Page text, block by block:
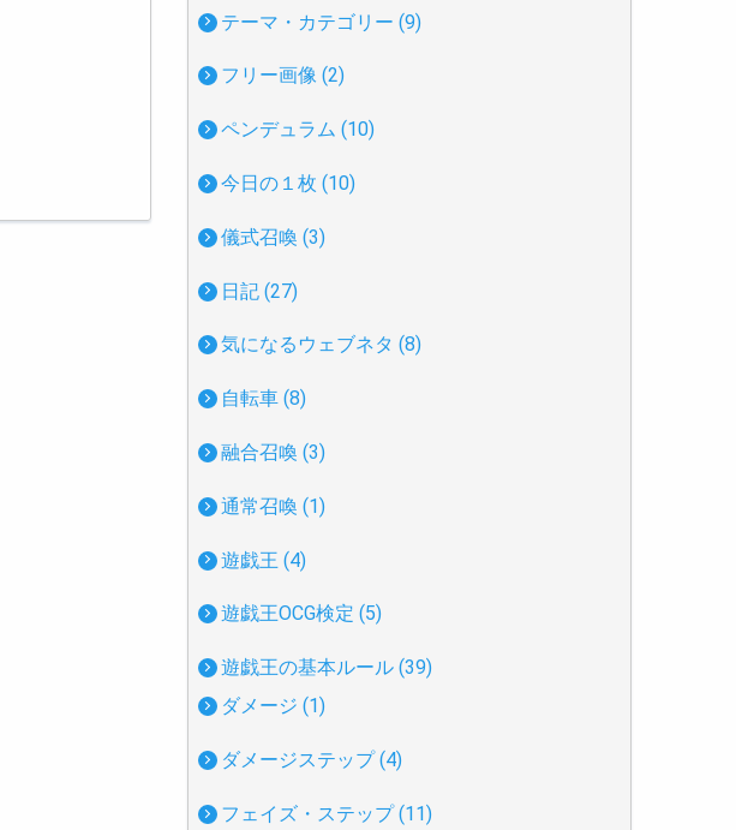
テーマ・カテゴリー (9)
フリー画像 (2)
ペンデュラム (10)
今日の１枚 (10)
儀式召喚 (3)
日記 (27)
気になるウェブネタ (8)
自転車 (8)
融合召喚 (3)
通常召喚 (1)
遊戯王 (4)
遊戯王OCG検定 (5)
遊戯王の基本ルール (39)
ダメージ (1)
ダメージステップ (4)
フェイズ・ステップ (11)